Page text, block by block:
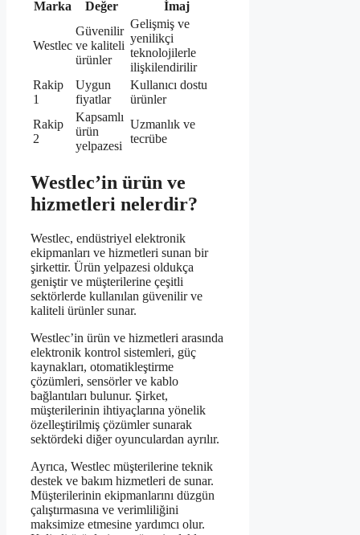
Marka Değer İmaj
Westlec
Güvenilir
ve kaliteli
ürünler
Gelişmiş ve
yenilikçi
teknolojilerle
ilişkilendirilir
Rakip
1
Uygun
fiyatlar
Kullanıcı dostu
ürünler
Rakip
2
Kapsamlı
ürün
yelpazesi
Uzmanlık ve
tecrübe
Westlec’in ürün ve
hizmetleri nelerdir?
Westlec, endüstriyel elektronik
ekipmanları ve hizmetleri sunan bir
şirkettir. Ürün yelpazesi oldukça
geniştir ve müşterilerine çeşitli
sektörlerde kullanılan güvenilir ve
kaliteli ürünler sunar.
Westlec’in ürün ve hizmetleri arasında
elektronik kontrol sistemleri, güç
kaynakları, otomatikleştirme
çözümleri, sensörler ve kablo
bağlantıları bulunur. Şirket,
müşterilerinin ihtiyaçlarına yönelik
özelleştirilmiş çözümler sunarak
sektördeki diğer oyunculardan ayrılır.
Ayrıca, Westlec müşterilerine teknik
destek ve bakım hizmetleri de sunar.
Müşterilerinin ekipmanlarını düzgün
çalıştırmasına ve verimliliğini
maksimize etmesine yardımcı olur.